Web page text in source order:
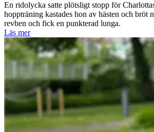
En ridolycka satte plötsligt stopp för
hoppträning kastades hon av hästen och bröt
revben och fick en punkterad lunga.
Läs mer